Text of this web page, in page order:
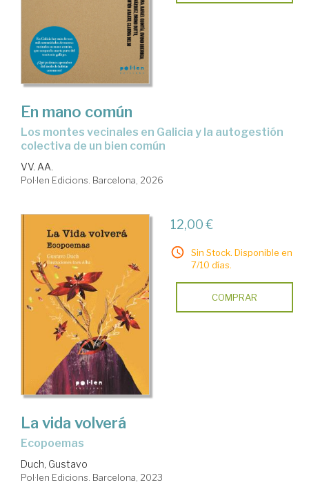
En mano común
Los montes vecinales en Galicia y la autogestión
colectiva de un bien común
VV. AA.
Pol·len Edicions. Barcelona, 2026
12,00 €
Sin Stock. Disponible en
7/10 días.
COMPRAR
La vida volverá
Ecopoemas
Duch, Gustavo
Pol·len Edicions. Barcelona, 2023